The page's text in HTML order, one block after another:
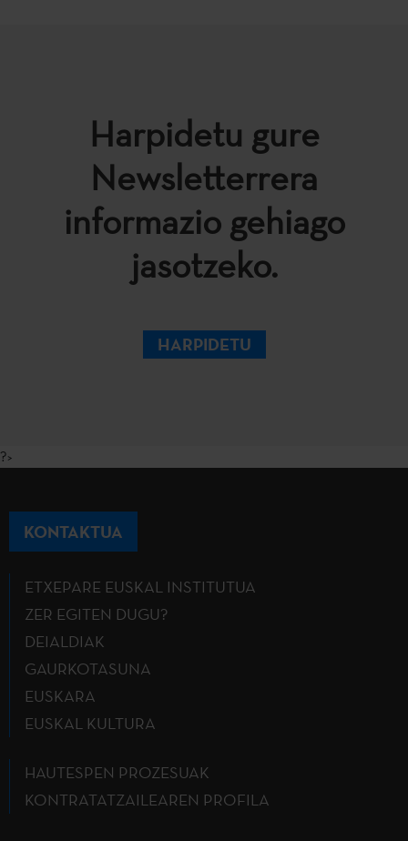
Harpidetu gure
Newsletterrera
informazio gehiago
jasotzeko.
HARPIDETU
?>
KONTAKTUA
ETXEPARE EUSKAL INSTITUTUA
ZER EGITEN DUGU?
DEIALDIAK
GAURKOTASUNA
EUSKARA
EUSKAL KULTURA
HAUTESPEN PROZESUAK
KONTRATATZAILEAREN PROFILA